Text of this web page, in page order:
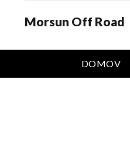
Morsun Off Road
DOMOV